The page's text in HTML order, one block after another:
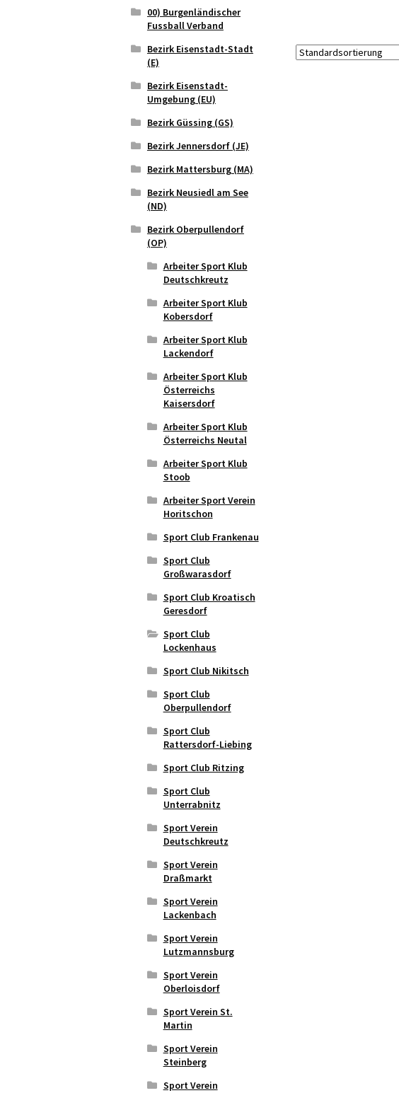
00) Burgenländischer
Fussball Verband
Bezirk Eisenstadt-Stadt
(E)
Bezirk Eisenstadt-
Umgebung (EU)
Bezirk Güssing (GS)
Bezirk Jennersdorf (JE)
Bezirk Mattersburg (MA)
Bezirk Neusiedl am See
(ND)
Bezirk Oberpullendorf
(OP)
Arbeiter Sport Klub
Deutschkreutz
Arbeiter Sport Klub
Kobersdorf
Arbeiter Sport Klub
Lackendorf
Arbeiter Sport Klub
Österreichs
Kaisersdorf
Arbeiter Sport Klub
Österreichs Neutal
Arbeiter Sport Klub
Stoob
Arbeiter Sport Verein
Horitschon
Sport Club Frankenau
Sport Club
Großwarasdorf
Sport Club Kroatisch
Geresdorf
Sport Club
Lockenhaus
Sport Club Nikitsch
Sport Club
Oberpullendorf
Sport Club
Rattersdorf-Liebing
Sport Club Ritzing
Sport Club
Unterrabnitz
Sport Verein
Deutschkreutz
Sport Verein
Draßmarkt
Sport Verein
Lackenbach
Sport Verein
Lutzmannsburg
Sport Verein
Oberloisdorf
Sport Verein St.
Martin
Sport Verein
Steinberg
Sport Verein